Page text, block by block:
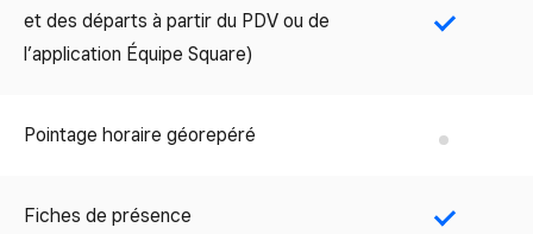
et des départs à partir du PDV ou de
l’application Équipe Square)
Yes
Pointage horaire géorepéré No
Fiches de présence Yes